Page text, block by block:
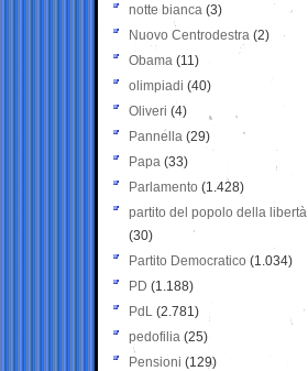
notte bianca (3)
Nuovo Centrodestra (2)
Obama (11)
olimpiadi (40)
Oliveri (4)
Pannella (29)
Papa (33)
Parlamento (1.428)
partito del popolo della libertà
(30)
Partito Democratico (1.034)
PD (1.188)
PdL (2.781)
pedofilia (25)
Pensioni (129)